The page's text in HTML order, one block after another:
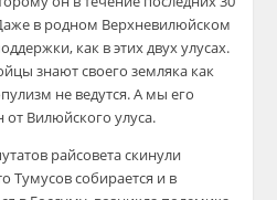
в родном Верхневилюйском
как в этих двух улусах.
знают своего земляка как
не ведутся. А мы его
Вилюйского улуса.
райсовета скинули
Тумусов собирается и в